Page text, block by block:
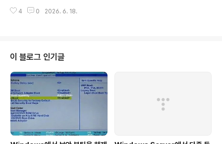
여 관리의 사각 지대에 놓여 있는 네트워크, 저장 장치 등의
하는 "제로 트러스트 기반의 탈중앙화 다계층 2차 인증 솔
n Module) 아키텍처를 기반으로 각 정보자산 내부에서
독립적으로 구동되는 혁신적인 모듈형 방식을 취하고 있
다. 1. BaroPAM은 어떤 솔루션인가? (핵심 기술) 1) 인증
서버가 없는 '탈중앙화 분산 아키텍처' 거대한 중앙 인증 서
버나 DB를 따로 구축하지 않는다. 대신 인증 대상이..
4 0 2026. 6. 18.
이 블로그 인기글